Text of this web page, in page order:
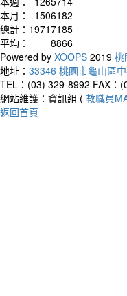
本月：
1506182
總計： 19717185
平均：
8866
Powered by XOOPS 2019 桃
地址： 33346 桃園市龜山區
TEL：(03) 329-8992 FAX：
網站維護：資訊組 ( 教職員
返回首頁